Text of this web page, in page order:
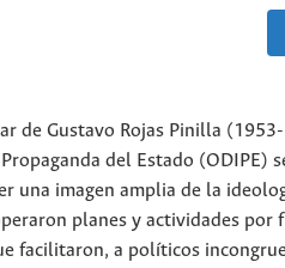
de Gustavo Rojas Pinilla
del Estado (ODIPE)
una imagen amplia de la
planes y actividades por
facilitaron, a políticos